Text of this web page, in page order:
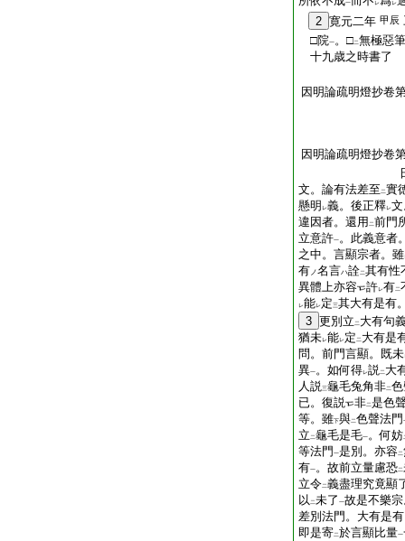
一 レ レ
2 寛元二年 甲辰
□院一。□二無極惡筆
十九歳之時書了
因明論疏明燈抄卷
因明論疏明燈抄卷
日本沙門
文。論有法差至 二實
懸明 レ義。後正釋レ
違因者。還用 二前門
立意許一。此義意者
之中。言顯宗者。雖
有ノ名言ハ詮二其有性
異體上亦容
許レ有二
レ能レ定三其大有是有
3 更別立 二 大有句
猶未レ能レ定 二 大有是
問。前門言顯。既未
異一。如何得レ説二 大
人説三龜毛兔角非二
已。復説
非二是色
等。雖下與二色聲法門
立 二龜毛是毛一。何妨
等法門 一是別。亦容二
有一。故前立量慮恐二
立令二義盡理究竟顯
以 二未了 一故是不樂
差別法門。大有是
即是寄二於言顯比量一